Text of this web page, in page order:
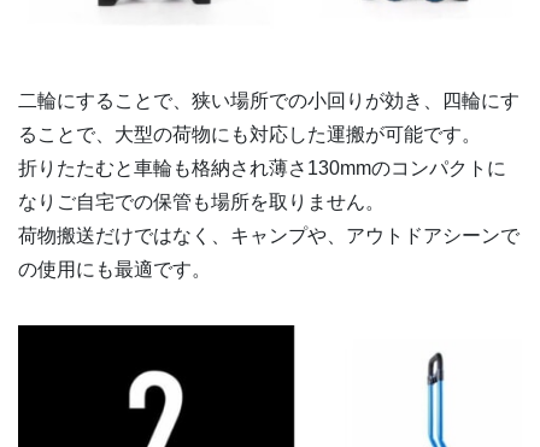
二輪にすることで、狭い場所での小回りが効き、四輪にす
ることで、大型の荷物にも対応した運搬が可能です。
折りたたむと車輪も格納され薄さ130mmのコンパクトに
なりご自宅での保管も場所を取りません。
荷物搬送だけではなく、キャンプや、アウトドアシーンで
の使用にも最適です。